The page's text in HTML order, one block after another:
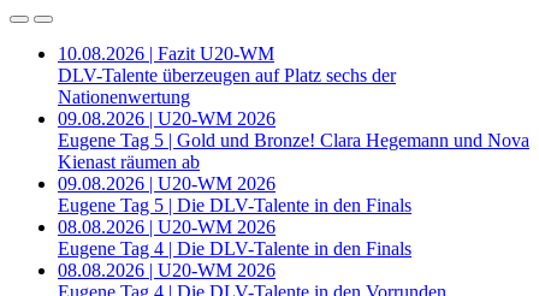
10.08.2026 | Fazit U20-WM
DLV-Talente überzeugen auf Platz sechs der
Nationenwertung
09.08.2026 | U20-WM 2026
Eugene Tag 5 | Gold und Bronze! Clara Hegemann und Nova
Kienast räumen ab
09.08.2026 | U20-WM 2026
Eugene Tag 5 | Die DLV-Talente in den Finals
08.08.2026 | U20-WM 2026
Eugene Tag 4 | Die DLV-Talente in den Finals
08.08.2026 | U20-WM 2026
Eugene Tag 4 | Die DLV-Talente in den Vorrunden